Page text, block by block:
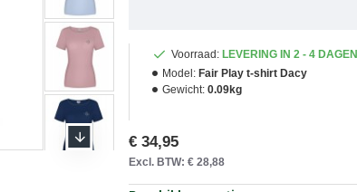
Voorraad: LEVERING IN 2 - 4 DAGEN
Model: Fair Play t-shirt Dacy
Gewicht: 0.09kg
€ 34,95
Excl. BTW: € 28,88